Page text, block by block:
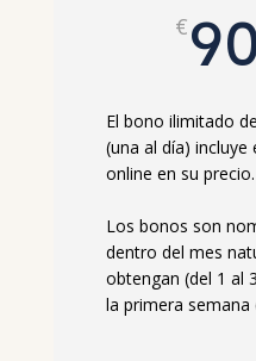
€
El bono ilimitado
(una al día) incluye
online en su precio.
Los bonos son
dentro del mes
obtengan (del 1 al
la primera semana